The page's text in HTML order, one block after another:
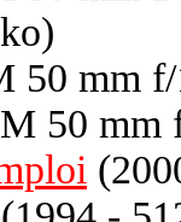
50 mm
50 mm